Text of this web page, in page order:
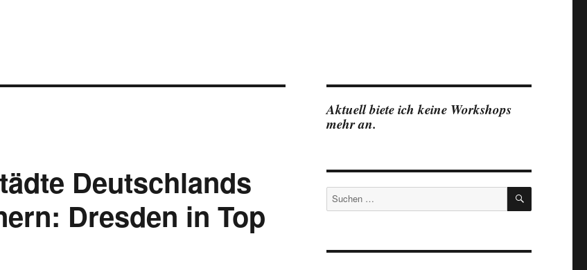
Deutschlands
Dresden in Top
Aktuell biete ich keine Workshops
mehr an.
Suchen
nach:
SUCHEN